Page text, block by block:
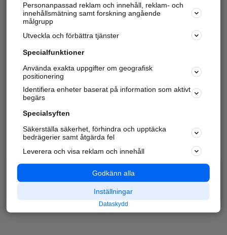
Personanpassad reklam och innehåll, reklam- och
innehållsmätning samt forskning angående
målgrupp
Utveckla och förbättra tjänster
Specialfunktioner
Använda exakta uppgifter om geografisk
positionering
Identifiera enheter baserat på information som aktivt
begärs
Specialsyften
Säkerställa säkerhet, förhindra och upptäcka
bedrägerier samt åtgärda fel
Leverera och visa reklam och innehåll
Godkänn alla
Inställningar
Dataskydd